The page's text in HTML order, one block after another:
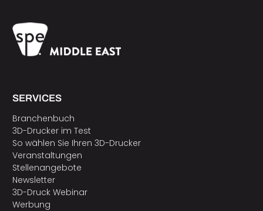
SERVICES
Branchenbuch
3D-Drucker im Test
So wählen Sie Ihren 3D-Drucker
Veranstaltungen
Stellenangebote
Newsletter
3D-Druck Webinar
Werbung